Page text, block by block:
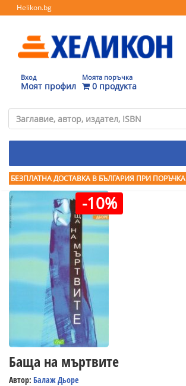
Helikon.bg
Вход
Моят профил
Моята поръчка
0 продукта
БЕЗПЛАТНА ДОСТАВКА В БЪЛГАРИЯ ПРИ ПОРЪЧКА
-10%
Баща на мъртвите
Автор: Балаж Дьоре